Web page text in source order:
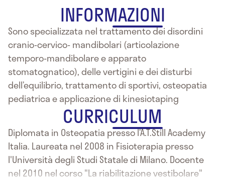
INFORMAZIONI
Sono specializzata nel trattamento dei disordini
cranio-cervico- mandibolari (articolazione
temporo-mandibolare e apparato
stomatognatico), delle vertigini e dei disturbi
dell’equilibrio, trattamento di sportivi, osteopatia
pediatrica e applicazione di kinesiotaping
CURRICULUM
Diplomata in Osteopatia presso l’A.T.Still Academy
Italia. Laureata nel 2008 in Fisioterapia presso
l'Università degli Studi Statale di Milano. Docente
nel 2010 nel corso "La riabilitazione vestibolare"